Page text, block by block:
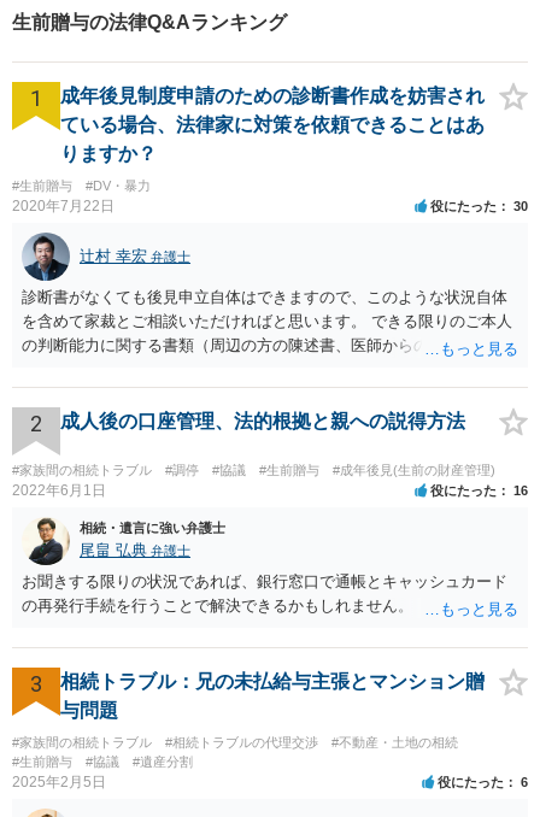
生前贈与の法律Q&Aランキング
1
成年後見制度申請のための診断書作成を妨害され
ている場合、法律家に対策を依頼できることはあ
りますか？
#生前贈与 #DV・暴力
2020年7月22日 役にたった 30
辻村 幸宏 弁護士
診断書がなくても後見申立自体はできますので、このような状況自体
を含めて家裁とご相談いただければと思います。 できる限りのご本人
の判断能力に関する書類（周辺の方の陳述書、医師からの聴取書等）
をしていただければそこから先は進むのではないかと存じます。 ま
た、Aさんの意向を酌みすぎるあまりに後見申立ができない状況にして
いる施設の問題もありますので、当該地域の地域包括支援センターに
ご相談されるのもひとつの方法です。
2 成人後の口座管理、法的根拠と親への説得方法
#家族間の相続トラブル #調停 #協議 #生前贈与 #成年後見(生前の財産管理)
2022年6月1日 役にたった 16
相続・遺言に強い弁護士
尾畠 弘典 弁護士
お聞きする限りの状況であれば、銀行窓口で通帳とキャッシュカード
の再発行手続を行うことで解決できるかもしれません。
3
相続トラブル：兄の未払給与主張とマンション贈
与問題
#家族間の相続トラブル #相続トラブルの代理交渉
#不動産・土地の相続
#生前贈与
#協議 #遺産分割
2025年2月5日 役にたった 6